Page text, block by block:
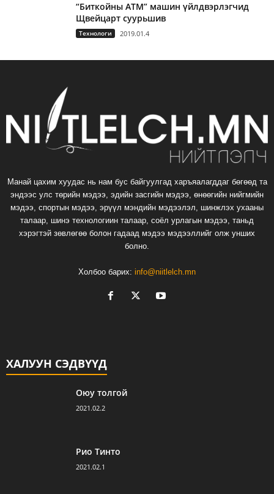
“Биткойны АТМ” машин үйлдвэрлэгчид
Щвейцарт суурьшив
Технологи 2019.01.4
Манай цахим хуудас нь нам бус байгуулгад харъяалагддаг бөгөөд та
эндээс улс төрийн мэдээ, эдийн засгийн мэдээ, өнөөгийн нийгмийн
мэдээ, спортын мэдээ, эрүүл мэндийн мэдээлэл, шинжлэх ухааны
талаар, шинэ технологиин талаар, соёл урлагын мэдээ, таньд
хэрэгтэй зөвлөгөө болон гадаад мэдээ мэдээллийг олж унших
болно.
Холбоо барих: info@niitlelch.mn
ХАЛУУН СЭДВҮҮД
Оюу толгой
2021.02.2
Рио Тинто
2021.02.1